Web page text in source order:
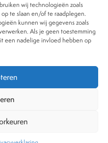
wij technologieën zoals
te slaan en/of te raadplegen.
kunnen wij gegevens zoals
Als je geen toestemming
een nadelige invloed hebben op
tegen de Kwakzalverij. Alle